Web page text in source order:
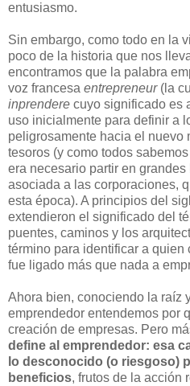
entusiasmo.
Sin embargo, como todo en la
poco de la historia que nos
encontramos que la palabra
voz francesa entrepreneur(la
inprendere cuyo significado es
uso inicialmente para definir a
peligrosamente hacia el nuevo
tesoros (y como todos
era necesario partir en
asociada a las corporaciones,
esta época). A principios del
extendieron el significado del
puentes, caminos y los
término para identificar a quien
fue ligado más que nada a
Ahora bien, conociendo la raíz
emprendedor entendemos por
creación de empresas. Pero
define al emprendedor: esa
lo desconocido (o riesgoso)
beneficios, frutos de la acción